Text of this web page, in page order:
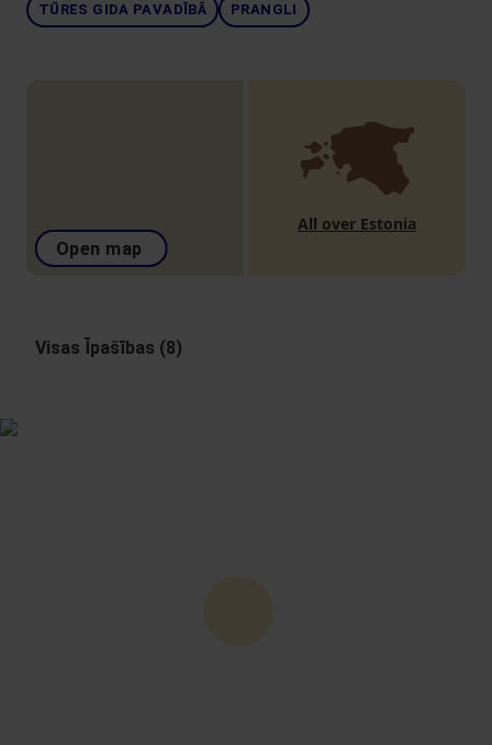
TŪRES GIDA PAVADĪBĀ PRANGLI
Open map
All over Estonia
Visas Īpašības (8)